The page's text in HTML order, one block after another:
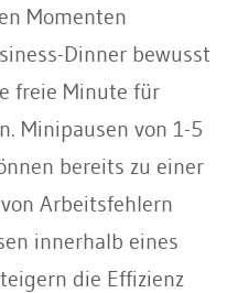
Momenten
Dinner bewusst
freie Minute für
Minipausen von 1-5
bereits zu einer
Arbeitsfehlern
innerhalb eines
die Effizienz